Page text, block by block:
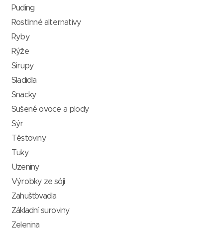
Puding
Rostlinné alternativy
Ryby
Rýže
Sirupy
Sladidla
Snacky
Sušené ovoce a plody
Sýr
Těstoviny
Tuky
Uzeniny
Výrobky ze sóji
Zahušťovadla
Základní suroviny
Zelenina